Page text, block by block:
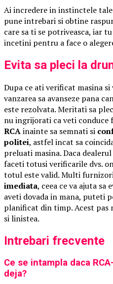
Ai incredere in instinctele
pune intrebari si obtine
care sa ti se potriveasca, iar
incetini pentru a face o
Evita sa pleci la
Dupa ce ati verificat masina
vanzarea sa avanseze pana
este rezolvata. Meritati sa
nu ingrijorati ca veti conduce
RCAinainte sa semnati si
politei, astfel incat sa
preluati masina. Daca
faceti totusi verificarile dvs.
totul este valid. Multi
imediata, ceea ce va ajuta
aveti dovada in mana, puteti
planificat din timp. Acest pas
si linistea.
Intrebari frecvente
Ce se intampla daca
deja?